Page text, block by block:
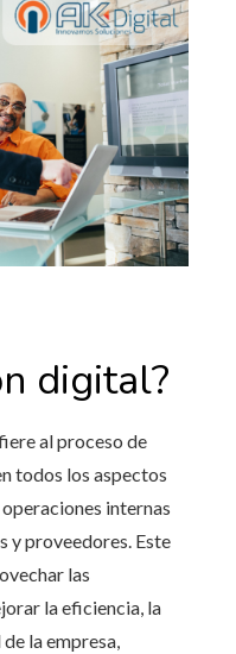
digital?
al proceso de
todos los aspectos
internas
y proveedores. Este
las
la eficiencia, la
la empresa,